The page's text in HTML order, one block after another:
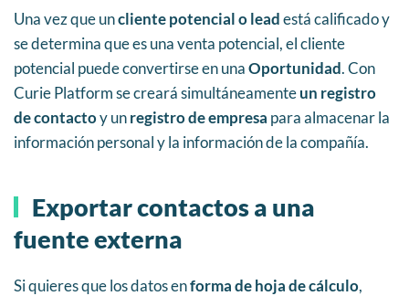
Una vez que uncliente potencial o leadestá calificado y
se determina que es una venta potencial, el cliente
potencial puede convertirse en unaOportunidad. Con
Curie Platform se creará simultáneamenteun registro
de contactoy unregistro de empresa para almacenar la
información personal y la información de la compañía.
Exportar contactos a una
fuente externa
Si quieres que los datos enforma de hoja de cálculo,